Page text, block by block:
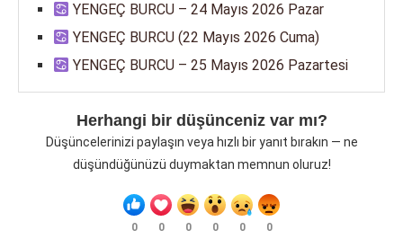
YENGEÇ BURCU – 24 Mayıs 2026 Pazar
YENGEÇ BURCU (22 Mayıs 2026 Cuma)
YENGEÇ BURCU – 25 Mayıs 2026 Pazartesi
Herhangi bir düşünceniz var mı?
Düşüncelerinizi paylaşın veya hızlı bir yanıt bırakın — ne
düşündüğünüzü duymaktan memnun oluruz!
0 0 0 0 0 0